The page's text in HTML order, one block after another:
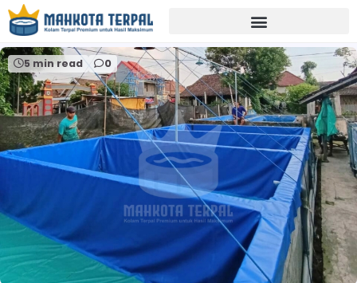
Home perlengkapan perikanan jember
5 min read 0